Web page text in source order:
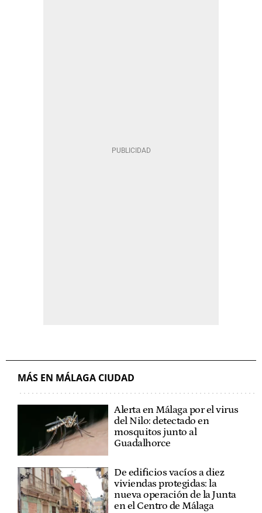
MÁS EN MÁLAGA CIUDAD
Alerta en Málaga por el virus
del Nilo: detectado en
mosquitos junto al
Guadalhorce
De edificios vacíos a diez
viviendas protegidas: la
nueva operación de la Junta
en el Centro de Málaga